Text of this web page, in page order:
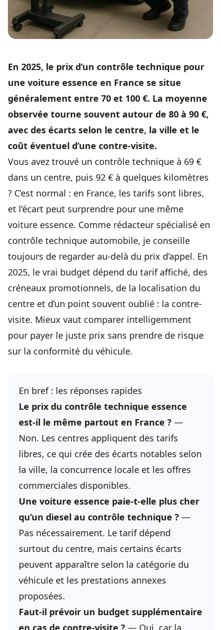
En 2025, le prix d’un contrôle technique pour
une voiture essence en France se situe
généralement entre 70 et 100 €. La moyenne
observée tourne souvent autour de 80 à 90 €,
avec des écarts selon le centre, la ville et le
coût éventuel d’une contre-visite.
Vous avez trouvé un contrôle technique à 69 €
dans un centre, puis 92 € à quelques kilomètres
? C’est normal : en France, les tarifs sont libres,
et l’écart peut surprendre pour une même
voiture essence. Comme rédacteur spécialisé en
contrôle technique automobile, je conseille
toujours de regarder au-delà du prix d’appel. En
2025, le vrai budget dépend du tarif affiché, des
créneaux promotionnels, de la localisation du
centre et d’un point souvent oublié : la contre-
visite. Mieux vaut comparer intelligemment
pour payer le juste prix sans prendre de risque
sur la conformité du véhicule.
En bref : les réponses rapides
Le prix du contrôle technique essence
est-il le même partout en France ? —
Non. Les centres appliquent des tarifs
libres, ce qui crée des écarts notables selon
la ville, la concurrence locale et les offres
commerciales disponibles.
Une voiture essence paie-t-elle plus cher
qu’un diesel au contrôle technique ? —
Pas nécessairement. Le tarif dépend
surtout du centre, mais certains écarts
peuvent apparaître selon la catégorie du
véhicule et les prestations annexes
proposées.
Faut-il prévoir un budget supplémentaire
en cas de contre-visite ? — Oui, car la